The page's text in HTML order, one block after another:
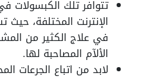
تتوافر تلك الكبسولات
الإنترنت المختلفة،
في علاج الكثير من
الألآم المصاحبة لها.
لابد من اتباع الجرعات